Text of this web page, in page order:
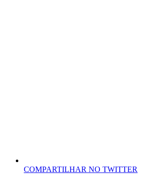
COMPARTILHAR NO TWITTER